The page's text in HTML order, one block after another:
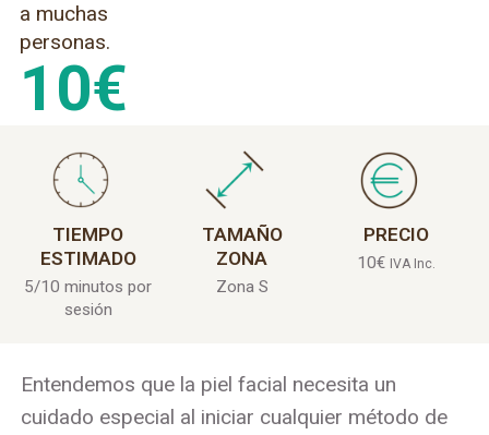
a muchas
personas.
10€
TIEMPO
ESTIMADO
5/10 minutos por
sesión
TAMAÑO
ZONA
Zona S
PRECIO
10€ IVA Inc.
Entendemos que la piel facial necesita un
cuidado especial al iniciar cualquier método de